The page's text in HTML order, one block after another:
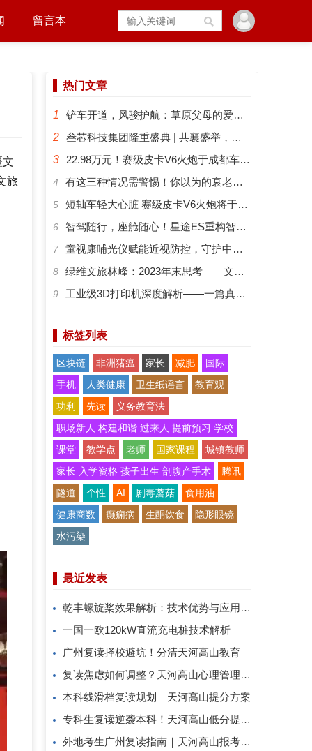
留言本
文
旅
热门文章
1
铲车开道，风骏护航：草原父母的爱有多硬核？
2 叁芯科技集团隆重盛典 | 共襄盛举，筑梦未来
3
22.98万元！赛级皮卡V6火炮于成都车展正式预售
4 ​有这三种情况需警惕！你以为的衰老可能是“大脑预警”
5 短轴车轻大心脏 赛级皮卡V6火炮将于成都车展开启预售
6 智驾随行，座舱随心！星途ES重构智能化出行新体验
7 ​童视康哺光仪赋能近视防控，守护中国孩子的清晰视界
8 绿维文旅林峰：2023年末思考——文旅新势力与文旅新时代
9 工业级3D打印机深度解析——一篇真正能帮你选对机器的指南
标签列表
区块链 非洲猪瘟 家长 减肥
国际
手机
人类健康 卫生纸谣言
教育观
功利
先读
义务教育法
职场新人 构建和谐 过来人 提前预习 学校
课堂
教学点 老师 国家课程
城镇教师
家长 入学资格 孩子出生 剖腹产手术
腾讯
隧道
个性 AI 剧毒蘑菇
食用油
健康商数
癫痫病 生酮饮食
隐形眼镜
水污染
最近发表
乾丰螺旋桨效果解析：技术优势与应用价值
一国一欧120kW直流充电桩技术解析
广州复读择校避坑！分清天河高山教育
复读焦虑如何调整？天河高山心理管理方案
本科线滑档复读规划｜天河高山提分方案
专科生复读逆袭本科！天河高山低分提分攻略
外地考生广州复读指南｜天河高山报考答疑